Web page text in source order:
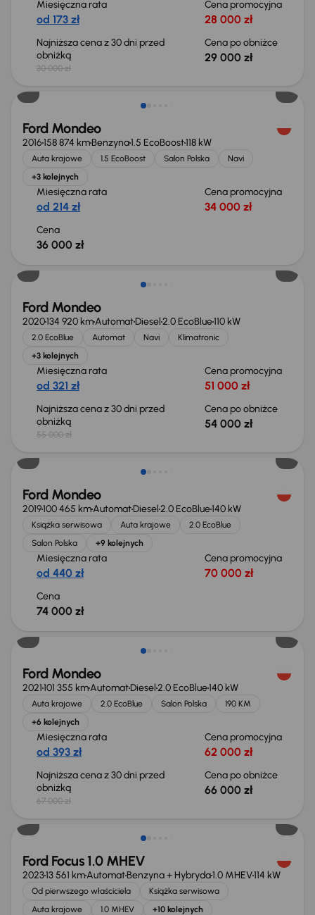
Miesięczna rata
od 173 zł
Cena promocyjna
28 000 zł
Najniższa cena z 30 dni przed
obniżką
30 000 zł
Cena po obniżce
29 000 zł
Ford Mondeo
2016158 874 kmBenzyna1.5 EcoBoost118 kW
Auta krajowe 1.5 EcoBoost Salon Polska
Navi
+3 kolejnych
Miesięczna rata
od 214 zł
Cena promocyjna
34 000 zł
Cena
36 000 zł
Taniej o 1 000 zł
Ford Mondeo
2020134 920 kmAutomatDiesel2.0 EcoBlue110 kW
2.0 EcoBlue Automat Navi
Klimatronic
+3 kolejnych
Miesięczna rata
od 321 zł
Cena promocyjna
51 000 zł
Najniższa cena z 30 dni przed
obniżką
55 000 zł
Cena po obniżce
54 000 zł
Ford Mondeo
2019100 465 kmAutomatDiesel2.0 EcoBlue140 kW
Książka serwisowa Auta krajowe
2.0 EcoBlue
Salon Polska
+9 kolejnych
Miesięczna rata
od 440 zł
Cena promocyjna
70 000 zł
Cena
74 000 zł
Ford Mondeo
2021101 355 kmAutomatDiesel2.0 EcoBlue140 kW
Auta krajowe 2.0 EcoBlue Salon Polska
190 KM
+6 kolejnych
Miesięczna rata
od 393 zł
Cena promocyjna
62 000 zł
Najniższa cena z 30 dni przed
obniżką
67 000 zł
Cena po obniżce
66 000 zł
Taniej o 2 000 zł
Ford Focus 1.0 MHEV
202313 561 kmAutomatBenzyna + Hybryda1.0 MHEV114 kW
Od pierwszego właściciela
Książka serwisowa
Auta krajowe
1.0 MHEV +10 kolejnych